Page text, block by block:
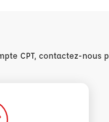
CPT, contactez-nous